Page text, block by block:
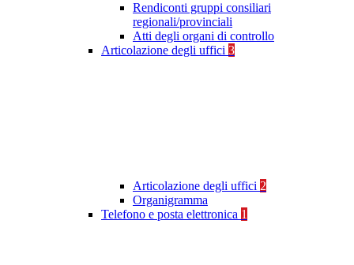
Rendiconti gruppi consiliari
regionali/provinciali
Atti degli organi di controllo
Articolazione degli uffici 3
Articolazione degli uffici 2
Organigramma
Telefono e posta elettronica 1